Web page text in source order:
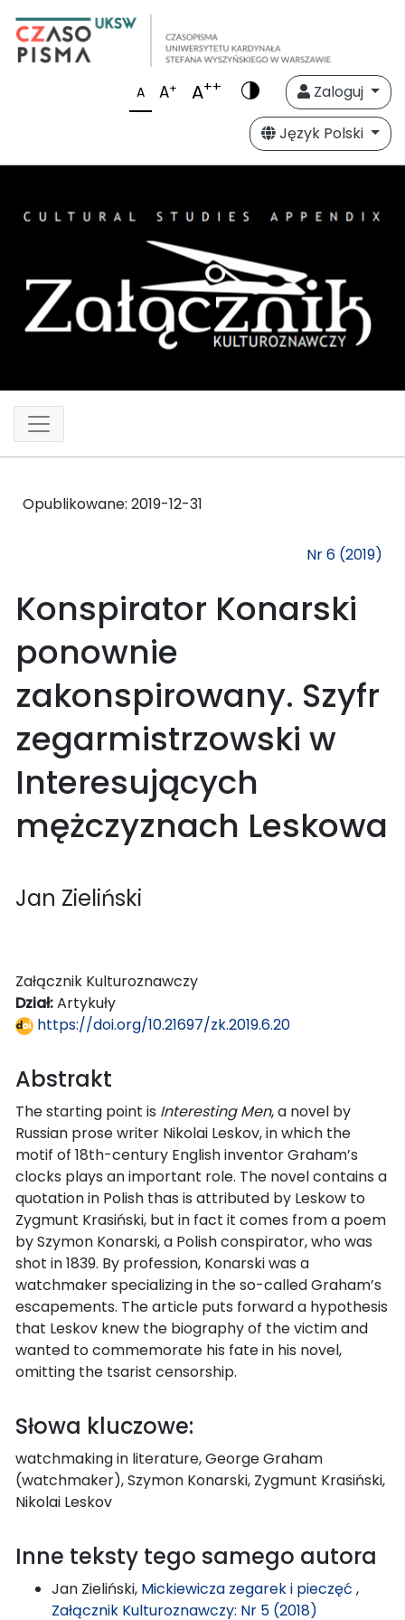
A A+ A++
Zaloguj
Język Polski
Opublikowane: 2019-12-31
Nr 6 (2019)
Konspirator Konarski
ponownie
zakonspirowany. Szyfr
zegarmistrzowski w
Interesujących
mężczyznach Leskowa
Jan Zieliński
Załącznik Kulturoznawczy
Dział:Artykuły
https://doi.org/10.21697/zk.2019.6.20
Abstrakt
The starting point is Interesting Men, a novel by
Russian prose writer Nikolai Leskov, in which the
motif of 18th-century English inventor Graham’s
clocks plays an important role. The novel contains a
quotation in Polish thas is attributed by Leskow to
Zygmunt Krasiński, but in fact it comes from a poem
by Szymon Konarski, a Polish conspirator, who was
shot in 1839. By profession, Konarski was a
watchmaker specializing in the so-called Graham’s
escapements. The article puts forward a hypothesis
that Leskov knew the biography of the victim and
wanted to commemorate his fate in his novel,
omitting the tsarist censorship.
Słowa kluczowe:
watchmaking in literature, George Graham
(watchmaker), Szymon Konarski, Zygmunt Krasiński,
Nikolai Leskov
Inne teksty tego samego autora
Jan Zieliński, Mickiewicza zegarek i pieczęć ,
Załącznik Kulturoznawczy: Nr 5 (2018)